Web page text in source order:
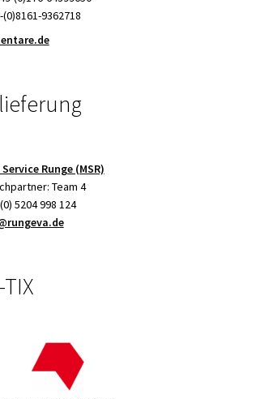
(0)8161-9362718
Runge (MSR)
Team 4
5204 998 124